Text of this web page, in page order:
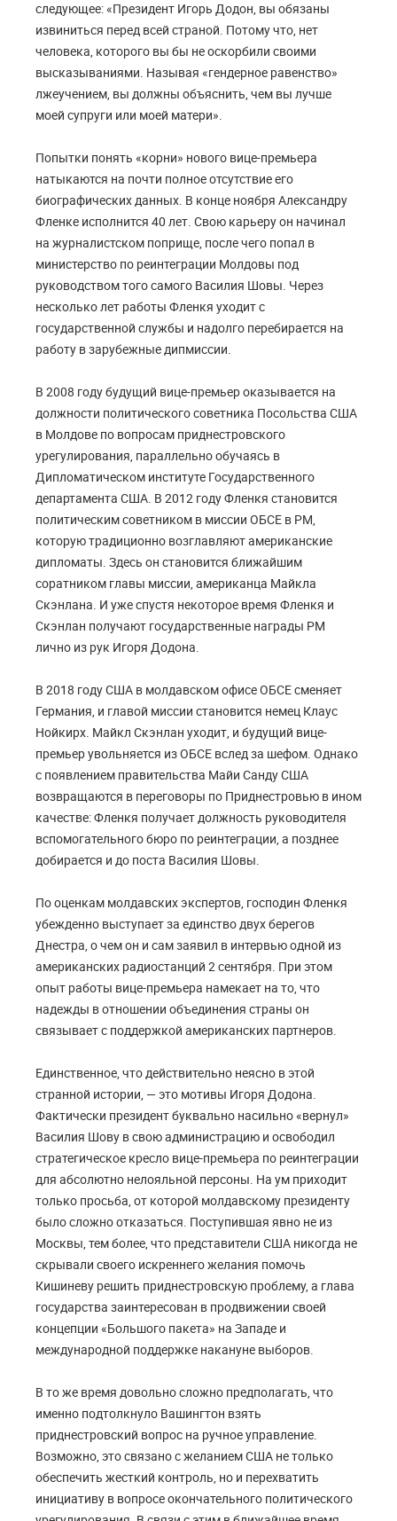
следующее: «Президент Игорь Додон, вы обязаны
извиниться перед всей страной. Потому что, нет
человека, которого вы бы не оскорбили своими
высказываниями. Называя «гендерное равенство»
лжеучением, вы должны объяснить, чем вы лучше
моей супруги или моей матери».
Попытки понять «корни» нового вице-премьера
натыкаются на почти полное отсутствие его
биографических данных. В конце ноября Александру
Фленке исполнится 40 лет. Свою карьеру он начинал
на журналистском поприще, после чего попал в
министерство по реинтеграции Молдовы под
руководством того самого Василия Шовы. Через
несколько лет работы Фленкя уходит с
государственной службы и надолго перебирается на
работу в зарубежные дипмиссии.
В 2008 году будущий вице-премьер оказывается на
должности политического советника Посольства США
в Молдове по вопросам приднестровского
урегулирования, параллельно обучаясь в
Дипломатическом институте Государственного
департамента США. В 2012 году Фленкя становится
политическим советником в миссии ОБСЕ в РМ,
которую традиционно возглавляют американские
дипломаты. Здесь он становится ближайшим
соратником главы миссии, американца Майкла
Скэнлана. И уже спустя некоторое время Фленкя и
Скэнлан получают государственные награды РМ
лично из рук Игоря Додона.
В 2018 году США в молдавском офисе ОБСЕ сменяет
Германия, и главой миссии становится немец Клаус
Нойкирх. Майкл Скэнлан уходит, и будущий вице-
премьер увольняется из ОБСЕ вслед за шефом. Однако
с появлением правительства Майи Санду США
возвращаются в переговоры по Приднестровью в ином
качестве: Фленкя получает должность руководителя
вспомогательного бюро по реинтеграции, а позднее
добирается и до поста Василия Шовы.
По оценкам молдавских экспертов, господин Фленкя
убежденно выступает за единство двух берегов
Днестра, о чем он и сам заявил в интервью одной из
американских радиостанций 2 сентября. При этом
опыт работы вице-премьера намекает на то, что
надежды в отношении объединения страны он
связывает с поддержкой американских партнеров.
Единственное, что действительно неясно в этой
странной истории, — это мотивы Игоря Додона.
Фактически президент буквально насильно «вернул»
Василия Шову в свою администрацию и освободил
стратегическое кресло вице-премьера по реинтеграции
для абсолютно нелояльной персоны. На ум приходит
только просьба, от которой молдавскому президенту
было сложно отказаться. Поступившая явно не из
Москвы, тем более, что представители США никогда не
скрывали своего искреннего желания помочь
Кишиневу решить приднестровскую проблему, а глава
государства заинтересован в продвижении своей
концепции «Большого пакета» на Западе и
международной поддержке накануне выборов.
В то же время довольно сложно предполагать, что
именно подтолкнуло Вашингтон взять
приднестровский вопрос на ручное управление.
Возможно, это связано с желанием США не только
обеспечить жесткий контроль, но и перехватить
инициативу в вопросе окончательного политического